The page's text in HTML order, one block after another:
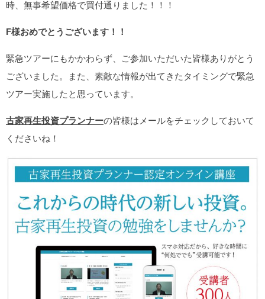
時、無事希望価格で買付通りました！！！
F様おめでとうございます！！
緊急ツアーにもかかわらず、ご参加いただいた皆様ありがとう
ございました。また、素敵な情報が出てきたタイミングで緊急
ツアー実施したと思っています。
古家再生投資プランナーの皆様はメールをチェックしておいて
くださいね！